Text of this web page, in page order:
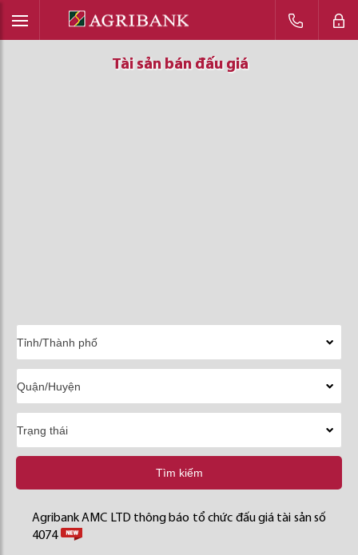
Tài sản bán đấu giá
Tài sản bán đấu giá
Tài sản bán đấu giá
Tìm kiếm
Agribank AMC LTD thông báo tổ chức đấu giá tài sản số
4074